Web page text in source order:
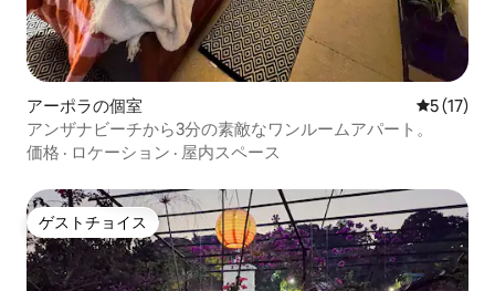
アーポラの個室 レビュー
5 (17)
アンザナビーチから3分の素敵なワンルームアパート。
価格 · ロケーション · 屋内スペース
ゲストチョイス
ゲストチョイス